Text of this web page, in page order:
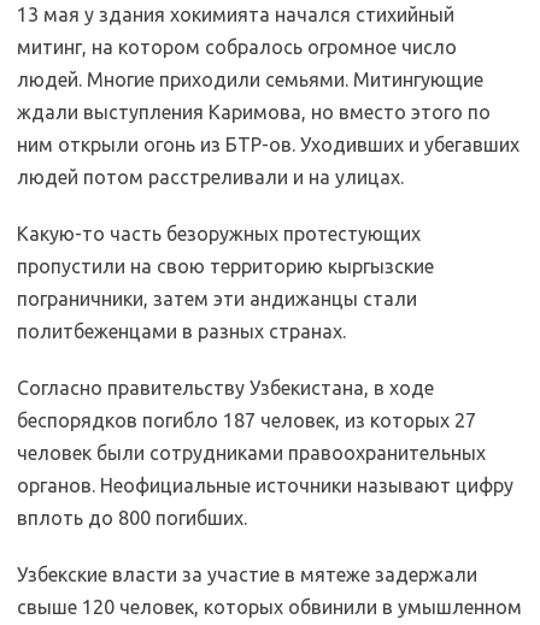
13 мая у здания хокимията начался стихийный
митинг, на котором собралось огромное число
людей. Многие приходили семьями. Митингующие
ждали выступления Каримова, но вместо этого по
ним открыли огонь из БТР-ов. Уходивших и убегавших
людей потом расстреливали и на улицах.
Какую-то часть безоружных протестующих
пропустили на свою территорию кыргызские
пограничники, затем эти андижанцы стали
политбеженцами в разных странах.
Согласно правительству Узбекистана, в ходе
беспорядков погибло 187 человек, из которых 27
человек были сотрудниками правоохранительных
органов. Неофициальные источники называют цифру
вплоть до 800 погибших.
Узбекские власти за участие в мятеже задержали
свыше 120 человек, которых обвинили в умышленном